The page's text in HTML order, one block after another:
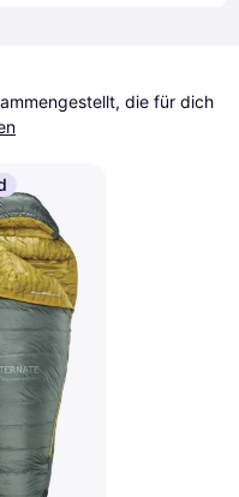
die für dich